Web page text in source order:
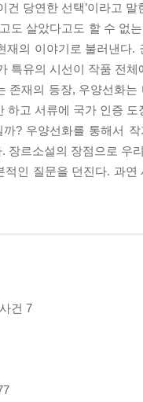
건 당연한 선택’이라고 말
도 살았다고도 할 수 없
재의 이야기로 불러낸
특유의 시선이 작품 전체
존재의 등장, 우양선화
하고 서류에 국가 인증
? 우양선화를 통해서
장르소설의 장점으로 우
적인 질문을 던진다. 과
건 7